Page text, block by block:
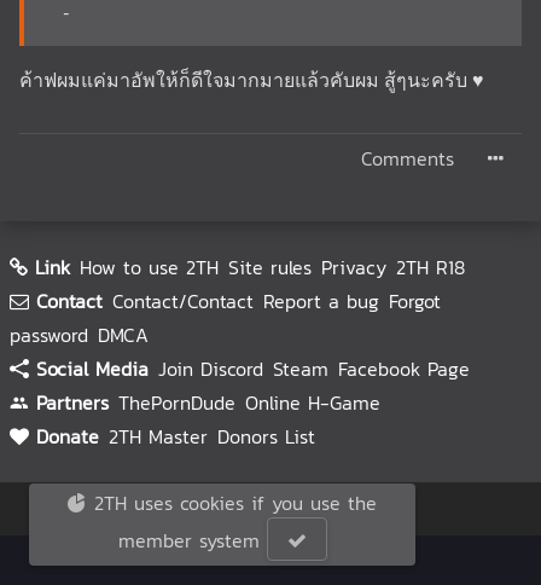
-
ค้าฟผมแค่มาอัพให้ก็ดีใจมากมายแล้วคับผม สู้ๆนะครับ ♥
Comments
Link How to use 2TH Site rules Privacy 2TH R18
Contact Contact/Contact Report a bug Forgot
password DMCA
Social Media Join Discord Steam Facebook Page
Partners ThePornDude Online H-Game
Donate 2TH Master Donors List
© 2TH 🥚 2026
2TH uses cookies if you use the
member system